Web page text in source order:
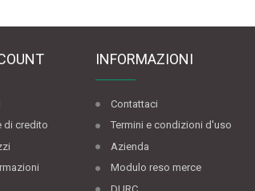
di credito
INFORMAZIONI
Contattaci
Termini e condizioni d'uso
Azienda
Modulo reso merce